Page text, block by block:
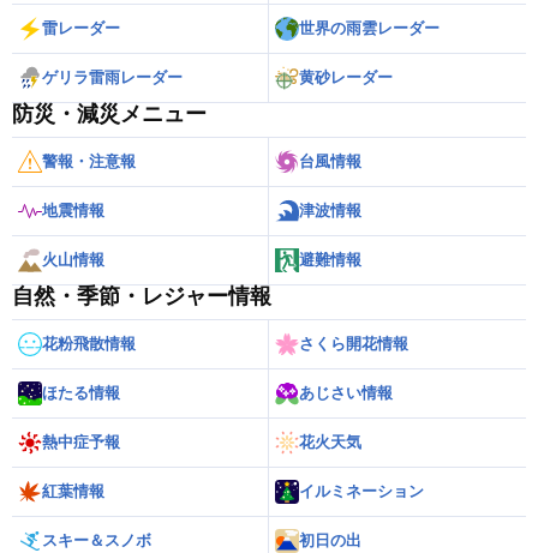
雷レーダー 世界の雨雲レーダー
ゲリラ雷雨レーダー 黄砂レーダー
防災・減災メニュー
警報・注意報 台風情報
地震情報 津波情報
火山情報 避難情報
自然・季節・レジャー情報
花粉飛散情報 さくら開花情報
ほたる情報 あじさい情報
熱中症予報 花火天気
紅葉情報 イルミネーション
スキー＆スノボ 初日の出